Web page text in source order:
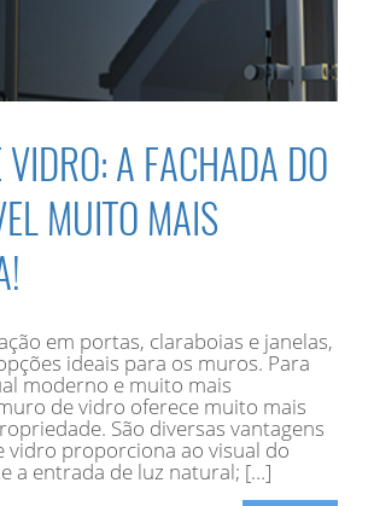
A FACHADA DO
MUITO MAIS
em portas, claraboias e janelas,
ideais para os muros. Para
moderno e muito mais
de vidro oferece muito mais
São diversas vantagens
vidro proporciona ao visual do
a entrada de luz natural; […]